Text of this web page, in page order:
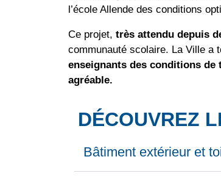
l’école Allende des conditions
Ce projet, très attendu depuis
communauté scolaire. La Ville a
enseignants des conditions de
agréable.
DÉCOUVREZ
Bâtiment extérieur et